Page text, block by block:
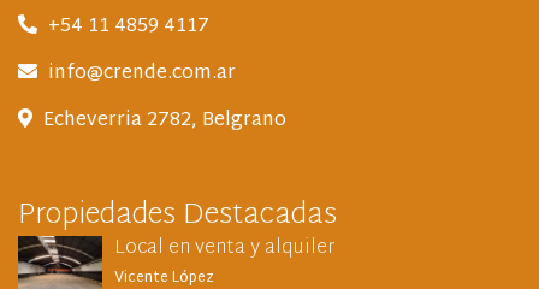
+54 11 4859 4117
info@crende.com.ar
Echeverria 2782, Belgrano
Propiedades Destacadas
Local en venta y alquiler
Vicente López